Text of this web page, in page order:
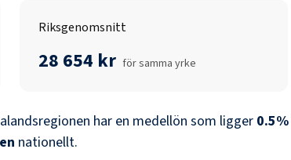
Riksgenomsnitt
28 654 kr för samma yrke
har en medellön som ligger 0.5%
nationellt.